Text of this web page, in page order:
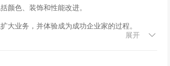
颜色、装饰和性能改进。
大业务，并体验成为成功企业家的过程。
展开